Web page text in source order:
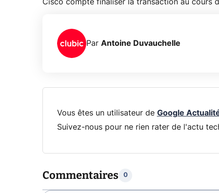
Cisco compte finaliser la transaction au cours
Par Antoine Duvauchelle
Vous êtes un utilisateur de Google
Suivez-nous pour ne rien rater de l'actu
Commentaires 0